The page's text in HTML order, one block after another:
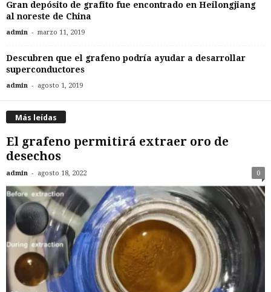
Gran depósito de grafito fue encontrado en Heilongjiang
al noreste de China
admin - marzo 11, 2019
Descubren que el grafeno podría ayudar a desarrollar
superconductores
admin - agosto 1, 2019
Más leídas
El grafeno permitirá extraer oro de
desechos
admin - agosto 18, 2022 0